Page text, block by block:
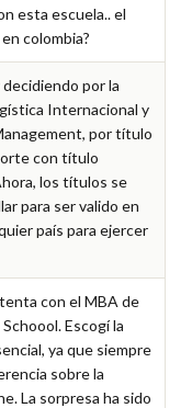
esta escuela.. el
colombia?
por la
Internacional y
por título
con título
los títulos se
para ser valido en
país para ejercer
con el MBA de
Escogí la
ya que siempre
sobre la
La sorpresa ha sido